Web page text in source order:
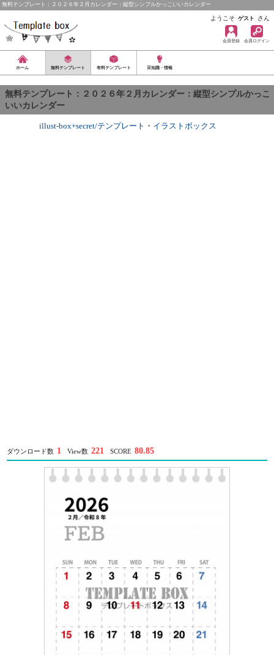
無料テンプレート：２０２６年２月カレンダー：縦型シンプルかっこいいカレンダー
ようこそ ゲスト さん
会員登録 会員ログイン
ホーム 無料テンプレート 有料テンプレート 豆知識・情報
無料テンプレート：２０２６年２月カレンダー：縦型シンプルかっこ
いいカレンダー
illust-box+secret/テンプレート ・ イラストボックス
ダウンロード数 1 View数 221 SCORE 80.85